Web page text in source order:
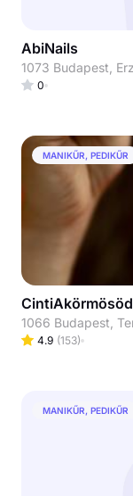
AbiNails
1073 Budapest,
0
MANIKŰR, PEDIKŰR
CintiAkörmösöd
1066 Budapest,
4.9 (153)
MANIKŰR, PEDIKŰR